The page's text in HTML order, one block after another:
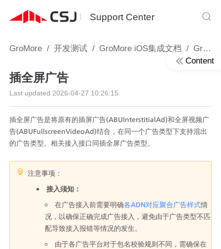
Support Center
GroMore / 开发测试 / GroMore iOS集成文档 / GroMore iOS SDK接入文档
插全屏广告
Last updated 2026-04-27 10:26:15
插全屏广告是将原有的插屏广告(ABUInterstitialAd)和全屏视频广
告(ABUFullscreenVideoAd)结合，在同一个广告类型下支持混出
的广告类型。相关接入接口同插全屏广告类型。
注意事项：
接入须知：
在广告接入前需要明确各ADN对应聚合广告样式情
况，以确保正确完成广告接入，避免由于广告类型不匹
配导致接入报错等情况的发生。
由于各广告平台对于包名校验规则不同，需确保在
Content